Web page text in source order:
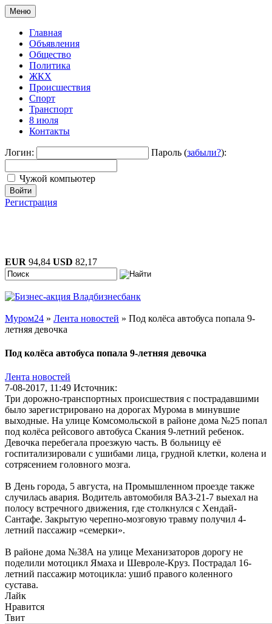
Меню
Главная
Объявления
Общество
Политика
ЖКХ
Происшествия
Спорт
Транспорт
8 июля
Контакты
Логин: Пароль (забыли?):
Чужой компьютер
Войти
Регистрация
EUR 94,84 USD 82,17
Муром24 » Лента новостей » Под колёса автобуса попала 9-
летняя девочка
Под колёса автобуса попала 9-летняя девочка
Лента новостей
7-08-2017, 11:49 Источник:
Три дорожно-транспортных происшествия с пострадавшими
было зарегистрировано на дорогах Мурома в минувшие
выходные. На улице Комсомольской в районе дома №25 попал
под колёса рейсового автобуса Скания 9-летний ребенок.
Девочка перебегала проезжую часть. В больницу её
госпитализировали с ушибами лица, грудной клетки, колена и
сотрясением головного мозга.
В День города, 5 августа, на Промышленном проезде также
случилась авария. Водитель автомобиля ВАЗ-21-7 выехал на
полосу встречного движения, где столкнулся с Хендай-
Сантафе. Закрытую черепно-мозговую травму получил 4-
летний пассажир «семерки».
В районе дома №38А на улице Механизаторов дорогу не
поделили мотоцикл Ямаха и Шевроле-Круз. Пострадал 16-
летний пассажир мотоцикла: ушиб правого коленного
сустава.
Лайк
Нравится
Твит